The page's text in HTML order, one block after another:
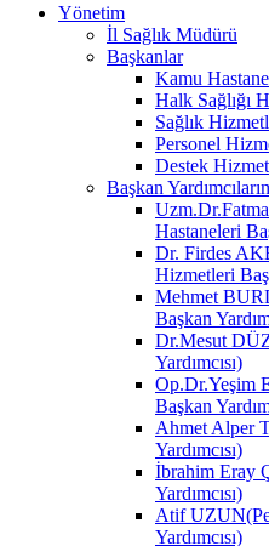
Yönetim
İl Sağlık Müdürü
Başkanlar
Kamu
Halk Sağlığı
Sağlık
Personel
Destek
Başkan
Hastaneleri
Dr. Firdes
Hizmetleri
Mehmet
Başkan
Dr.Mesut
Yardımcısı)
Op.Dr.Yeşim
Başkan
Ahmet Alper
Yardımcısı)
İbrahim Eray
Yardımcısı)
Atif
Yardımcısı)